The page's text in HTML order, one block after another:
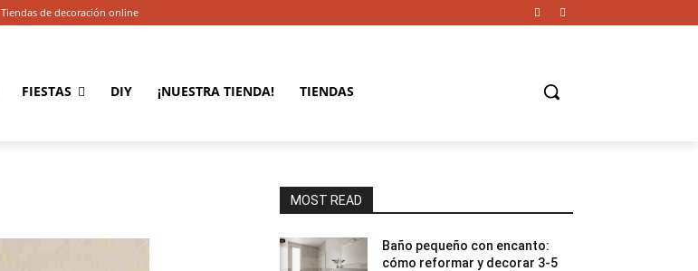
Tiendas de decoración online
FIESTAS DIY ¡NUESTRA TIENDA! TIENDAS
MOST READ
Baño pequeño con encanto:
cómo reformar y decorar 3-5